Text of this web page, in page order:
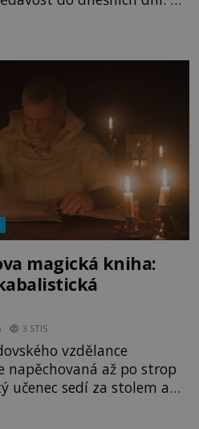
jemuž Římané říkají
magická kniha:
3.5TIS
vzdělance
napěchovaná až po strop
učenec sedí za stolem a
jeden z nejzáhadnějších